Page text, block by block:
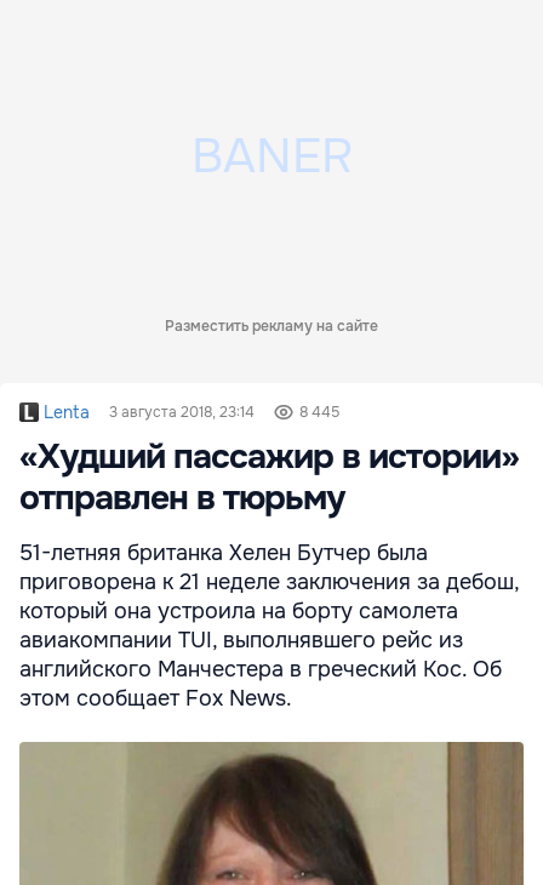
Разместить рекламу на сайте
Lenta 3 августа 2018, 23:14 8 445
«Худший пассажир в истории»
отправлен в тюрьму
51-летняя британка Хелен Бутчер была
приговорена к 21 неделе заключения за дебош,
который она устроила на борту самолета
авиакомпании TUI, выполнявшего рейс из
английского Манчестера в греческий Кос. Об
этом сообщает Fox News.